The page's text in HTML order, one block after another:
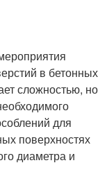
в бетонных
сложностью, но
для
поверхностях
диаметра и